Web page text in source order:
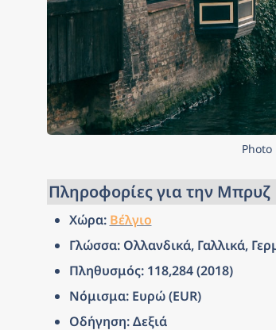
Πληροφορίες για την Μπρυζ
Χώρα: Βέλγιο
Γλώσσα: Ολλανδικά, Γαλλικά,
Πληθυσμός: 118,284 (2018)
Νόμισμα: Ευρώ (EUR)
Οδήγηση: Δεξιά